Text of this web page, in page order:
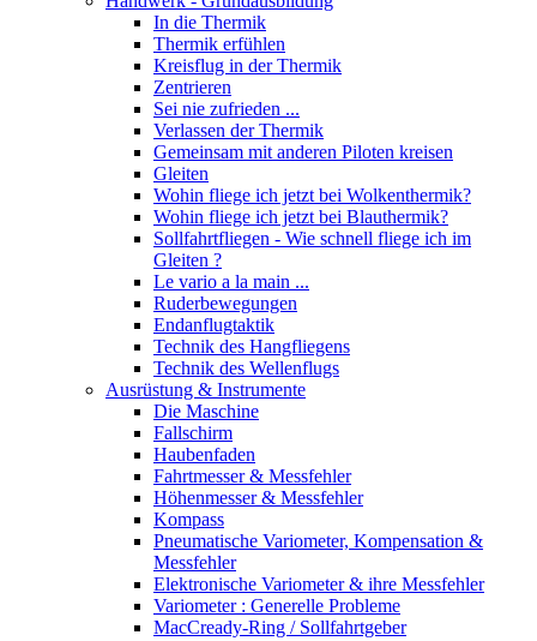
In die Thermik
Thermik erfühlen
Kreisflug in der Thermik
Zentrieren
Sei nie zufrieden ...
Verlassen der Thermik
Gemeinsam mit anderen Piloten kreisen
Gleiten
Wohin fliege ich jetzt bei Wolkenthermik?
Wohin fliege ich jetzt bei Blauthermik?
Sollfahrtfliegen - Wie schnell fliege ich im
Gleiten ?
Le vario a la main ...
Ruderbewegungen
Endanflugtaktik
Technik des Hangfliegens
Technik des Wellenflugs
Ausrüstung & Instrumente
Die Maschine
Fallschirm
Haubenfaden
Fahrtmesser & Messfehler
Höhenmesser & Messfehler
Kompass
Pneumatische Variometer, Kompensation &
Messfehler
Elektronische Variometer & ihre Messfehler
Variometer : Generelle Probleme
MacCready-Ring / Sollfahrtgeber